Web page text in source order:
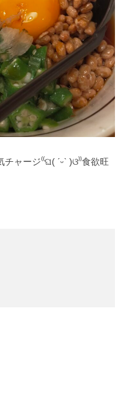
ャージ⁽⁠⁽⁠ଘ⁠(⁠ ⁠ˊ⁠ᵕ⁠ˋ⁠ ⁠)⁠ଓ⁠⁾⁠⁾食欲旺